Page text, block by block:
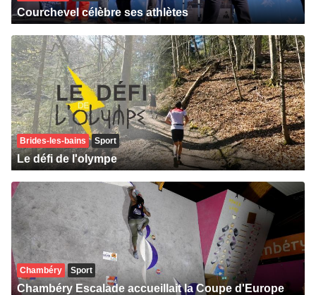
Courchevel célèbre ses athlètes
Brides-les-bains Sport
Le défi de l'olympe
Chambéry Sport
Chambéry Escalade accueillait la Coupe d'Europe